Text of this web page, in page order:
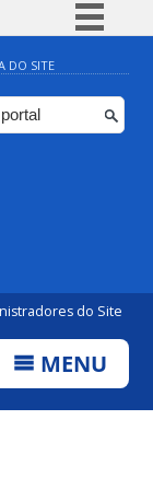
BR
DO SITE
do Site
MENU